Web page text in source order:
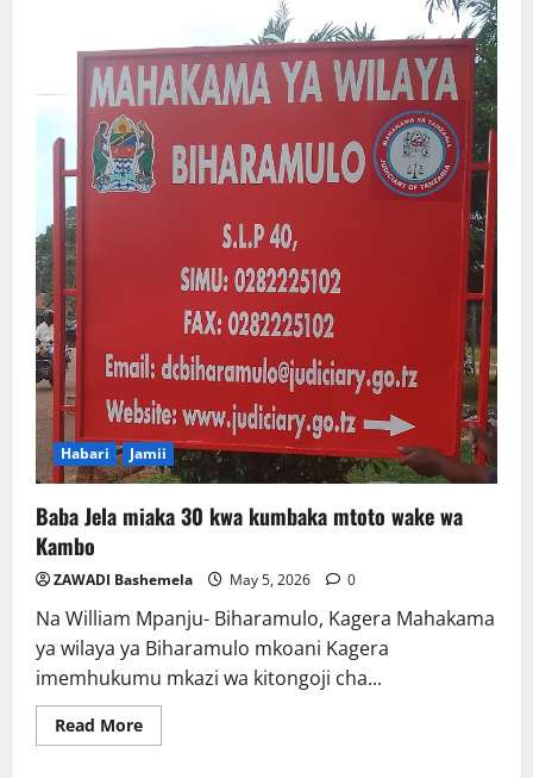
Habari Jamii
Baba Jela miaka 30 kwa kumbaka mtoto wake wa
Kambo
ZAWADI Bashemela May 5, 2026 0
Na William Mpanju- Biharamulo, Kagera Mahakama
ya wilaya ya Biharamulo mkoani Kagera
imemhukumu mkazi wa kitongoji cha...
Read MoreRead
more